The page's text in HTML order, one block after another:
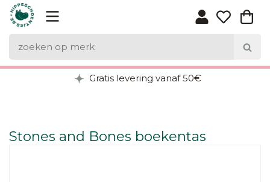
Gratis levering vanaf 50€
Stones and Bones boekentas